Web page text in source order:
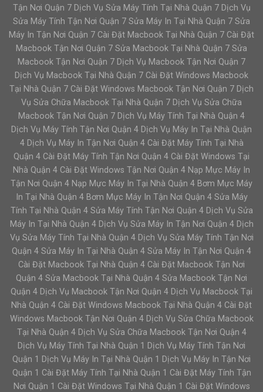
Tận Nơi Quận 7 Dịch Vụ Sửa Máy Tính Tại Nhà Quận 7 Dịch Vụ
Sửa Máy Tính Tận Nơi Quận 7 Sửa Máy In Tại Nhà Quận 7 Sửa
Máy In Tận Nơi Quận 7 Cài Đặt Macbook Tại Nhà Quận 7 Cài Đặt
Macbook Tận Nơi Quận 7 Sửa Macbook Tại Nhà Quận 7 Sửa
Macbook Tận Nơi Quận 7 Dịch Vụ Macbook Tận Nơi Quận 7
Dịch Vụ Macbook Tại Nhà Quận 7 Cài Đặt Windows Macbook
Tại Nhà Quận 7 Cài Đặt Windows Macbook Tận Nơi Quận 7 Dịch
Vụ Sửa Chữa Macbook Tại Nhà Quận 7 Dịch Vụ Sửa Chữa
Macbook Tận Nơi Quận 7 Dịch Vụ Máy Tính Tại Nhà Quận 4
Dịch Vụ Máy Tính Tận Nơi Quận 4 Dịch Vụ Máy In Tại Nhà Quận
4 Dịch Vụ Máy In Tận Nơi Quận 4 Cài Đặt Máy Tính Tại Nhà
Quận 4 Cài Đặt Máy Tính Tận Nơi Quận 4 Cài Đặt Windows Tại
Nhà Quận 4 Cài Đặt Windows Tận Nơi Quận 4 Nạp Mực Máy In
Tận Nơi Quận 4 Nạp Mực Máy In Tại Nhà Quận 4 Bơm Mực Máy
In Tại Nhà Quận 4 Bơm Mực Máy In Tận Nơi Quận 4 Sửa Máy
Tính Tại Nhà Quận 4 Sửa Máy Tính Tận Nơi Quận 4 Dịch Vụ Sửa
Máy In Tại Nhà Quận 4 Dịch Vụ Sửa Máy In Tận Nơi Quận 4 Dịch
Vụ Sửa Máy Tính Tại Nhà Quận 4 Dịch Vụ Sửa Máy Tính Tận Nơi
Quận 4 Sửa Máy In Tại Nhà Quận 4 Sửa Máy In Tận Nơi Quận 4
Cài Đặt Macbook Tại Nhà Quận 4 Cài Đặt Macbook Tận Nơi
Quận 4 Sửa Macbook Tại Nhà Quận 4 Sửa Macbook Tận Nơi
Quận 4 Dịch Vụ Macbook Tận Nơi Quận 4 Dịch Vụ Macbook Tại
Nhà Quận 4 Cài Đặt Windows Macbook Tại Nhà Quận 4 Cài Đặt
Windows Macbook Tận Nơi Quận 4 Dịch Vụ Sửa Chữa Macbook
Tại Nhà Quận 4 Dịch Vụ Sửa Chữa Macbook Tận Nơi Quận 4
Dịch Vụ Máy Tính Tại Nhà Quận 1 Dịch Vụ Máy Tính Tận Nơi
Quận 1 Dịch Vụ Máy In Tại Nhà Quận 1 Dịch Vụ Máy In Tận Nơi
Quận 1 Cài Đặt Máy Tính Tại Nhà Quận 1 Cài Đặt Máy Tính Tận
Nơi Quận 1 Cài Đặt Windows Tại Nhà Quận 1 Cài Đặt Windows